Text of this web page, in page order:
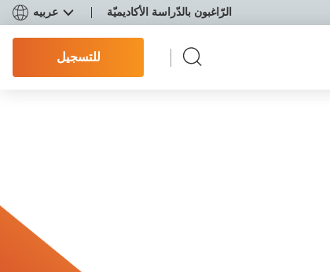
الرّاغبون بالدّراسة الأكاديميّة عربيه
للتسجيل